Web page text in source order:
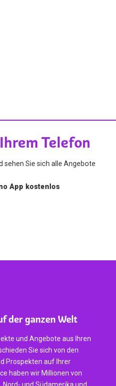
Telefon
sehen Sie sich alle Angebote
App kostenlos
der ganzen Welt
und Angebote aus Ihren
Sie sich von den
Prospekten auf Ihrer
haben wir Millionen von
Nord- und Südamerika und